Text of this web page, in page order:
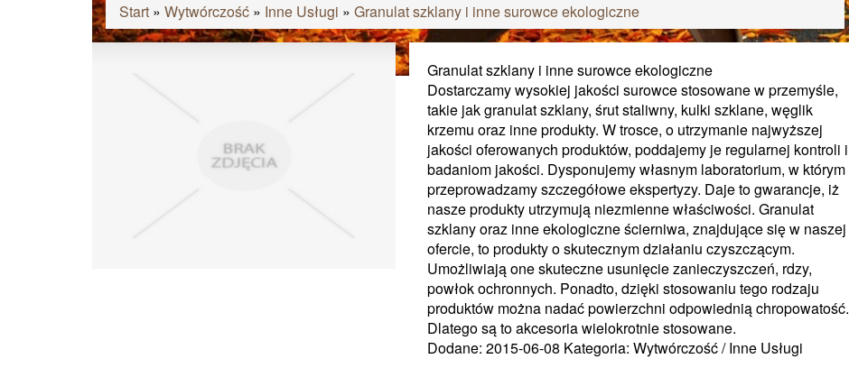
Start » Wytwórczość » Inne Usługi » Granulat szklany i inne surowce ekologiczne
Granulat szklany i inne surowce ekologiczne
Dostarczamy wysokiej jakości surowce stosowane w przemyśle,
takie jak granulat szklany, śrut staliwny, kulki szklane, węglik
krzemu oraz inne produkty. W trosce, o utrzymanie najwyższej
jakości oferowanych produktów, poddajemy je regularnej kontroli i
badaniom jakości. Dysponujemy własnym laboratorium, w którym
przeprowadzamy szczegółowe ekspertyzy. Daje to gwarancje, iż
nasze produkty utrzymują niezmienne właściwości. Granulat
szklany oraz inne ekologiczne ścierniwa, znajdujące się w naszej
ofercie, to produkty o skutecznym działaniu czyszczącym.
Umożliwiają one skuteczne usunięcie zanieczyszczeń, rdzy,
powłok ochronnych. Ponadto, dzięki stosowaniu tego rodzaju
produktów można nadać powierzchni odpowiednią chropowatość.
Dlatego są to akcesoria wielokrotnie stosowane.
Dodane: 2015-06-08 Kategoria: Wytwórczość / Inne Usługi